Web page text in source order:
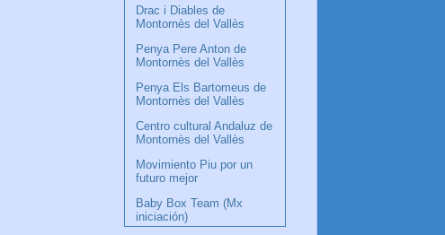
Drac i Diables de
Montornès del Vallès
Penya Pere Anton de
Montornès del Vallès
Penya Els Bartomeus de
Montornès del Vallès
Centro cultural Andaluz de
Montornès del Vallès
Movimiento Piu por un
futuro mejor
Baby Box Team (Mx
iniciación)